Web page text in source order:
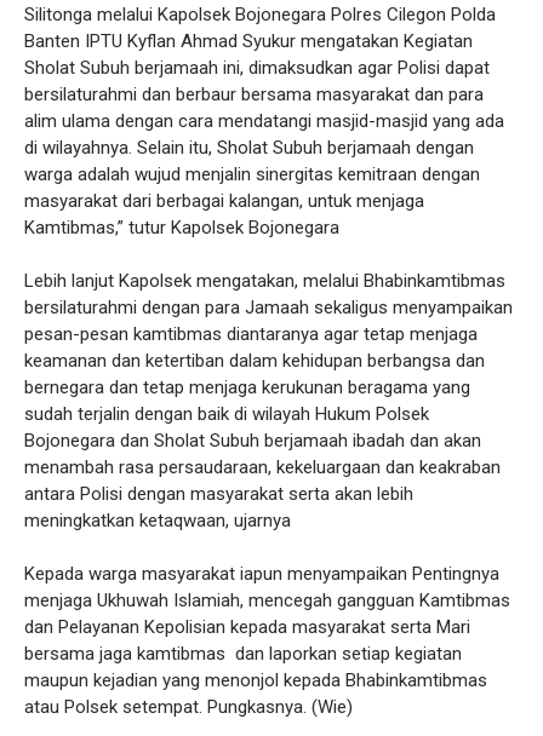
Silitonga melalui Kapolsek Bojonegara Polres Cilegon Polda
Banten IPTU Kyflan Ahmad Syukur mengatakan Kegiatan
Sholat Subuh berjamaah ini, dimaksudkan agar Polisi dapat
bersilaturahmi dan berbaur bersama masyarakat dan para
alim ulama dengan cara mendatangi masjid-masjid yang ada
di wilayahnya. Selain itu, Sholat Subuh berjamaah dengan
warga adalah wujud menjalin sinergitas kemitraan dengan
masyarakat dari berbagai kalangan, untuk menjaga
Kamtibmas,” tutur Kapolsek Bojonegara
Lebih lanjut Kapolsek mengatakan, melalui Bhabinkamtibmas
bersilaturahmi dengan para Jamaah sekaligus menyampaikan
pesan-pesan kamtibmas diantaranya agar tetap menjaga
keamanan dan ketertiban dalam kehidupan berbangsa dan
bernegara dan tetap menjaga kerukunan beragama yang
sudah terjalin dengan baik di wilayah Hukum Polsek
Bojonegara dan Sholat Subuh berjamaah ibadah dan akan
menambah rasa persaudaraan, kekeluargaan dan keakraban
antara Polisi dengan masyarakat serta akan lebih
meningkatkan ketaqwaan, ujarnya
Kepada warga masyarakat iapun menyampaikan Pentingnya
menjaga Ukhuwah Islamiah, mencegah gangguan Kamtibmas
dan Pelayanan Kepolisian kepada masyarakat serta Mari
bersama jaga kamtibmas dan laporkan setiap kegiatan
maupun kejadian yang menonjol kepada Bhabinkamtibmas
atau Polsek setempat. Pungkasnya. (Wie)